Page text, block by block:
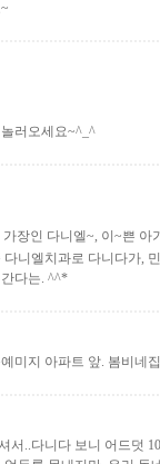
러오세요~^_^
장인 다니엘~, 이~쁜
니엘치과로 다니다가,
다는. ^^*
미지 아파트 앞. 봄비네
서..다니다 보니 어드덧